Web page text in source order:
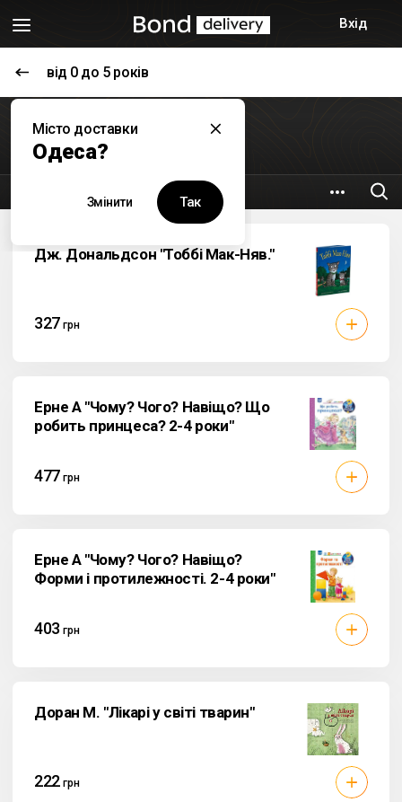
Місто доставки
Одеса?
Змінити Так
Вхід
BIG BOOK
4.5 км
Книги
від 0 до 5 років
Дж. Дональдсон "Тоббі Мак-Няв."
327 грн
Ерне А "Чому? Чого? Навіщо? Що
робить принцеса? 2-4 роки"
477 грн
Ерне А "Чому? Чого? Навіщо?
Форми і протилежності. 2-4 роки"
403 грн
Доран М. "Лікарі у світі тварин"
222 грн